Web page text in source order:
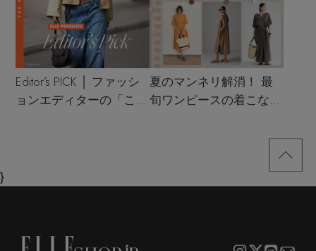
Editor’s PICK │ ファッシ
ョンエディターの「これ
夏のマンネリ解消！ 最
旬ワンピースの着こなし
}